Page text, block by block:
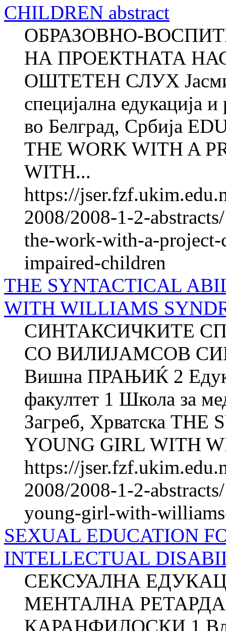
CHILDREN abstract
ОБРАЗОВНО-
НА ПРОЕКТНАТА
ОШТЕТЕН СЛУХ
специјална едукација
во Белград, Србија
THE WORK WITH A
WITH...
https://
2008/2008-1-2-
the-work-with-a-
impaired-children
THE SYNTACTICAL
WITH WILLIAMS
СИНТАКСИЧКИТЕ
СО ВИЛИЈАМСОВ
Вишна ПРАЊИЌ 2
факултет 1 Школа за
Загреб, Хрватска
YOUNG GIRL WITH
https://
2008/2008-1-2-
young-girl-with-
SEXUAL EDUCATION
INTELLECTUAL
СЕКСУАЛНА
МЕНТАЛНА
КАРАНФИЛОСКИ 1